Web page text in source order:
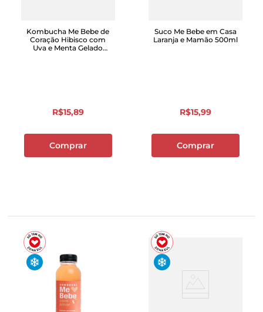
Kombucha Me Bebe de
Coração Hibisco com
Uva e Menta Gelado
R$15,89
Comprar
Suco Me Bebe em Casa
Laranja e Mamão 500ml
R$15,99
Comprar